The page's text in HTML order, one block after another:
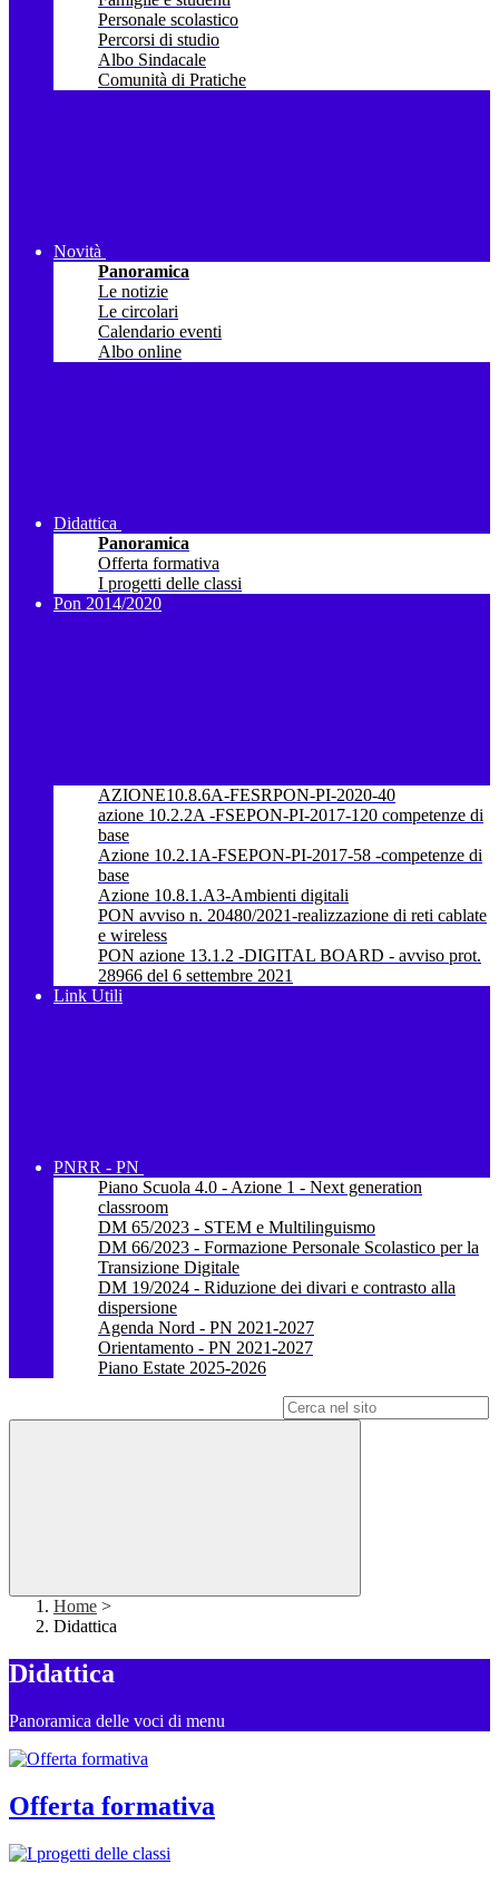
Personale scolastico
Percorsi di studio
Albo Sindacale
Comunità di Pratiche
Novità
Panoramica
Le notizie
Le circolari
Calendario eventi
Albo online
Didattica
Panoramica
Offerta formativa
I progetti delle classi
Pon 2014/2020
AZIONE10.8.6A-FESRPON-PI-2020-40
azione 10.2.2A -FSEPON-PI-2017-120 competenze di
base
Azione 10.2.1A-FSEPON-PI-2017-58 -competenze di
base
Azione 10.8.1.A3-Ambienti digitali
PON avviso n. 20480/2021-realizzazione di reti cablate
e wireless
PON azione 13.1.2 -DIGITAL BOARD - avviso prot.
28966 del 6 settembre 2021
Link Utili
PNRR - PN
Piano Scuola 4.0 - Azione 1 - Next generation
classroom
DM 65/2023 - STEM e Multilinguismo
DM 66/2023 - Formazione Personale Scolastico per la
Transizione Digitale
DM 19/2024 - Riduzione dei divari e contrasto alla
dispersione
Agenda Nord - PN 2021-2027
Orientamento - PN 2021-2027
Piano Estate 2025-2026
Home >
Didattica
Didattica
Panoramica delle voci di menu
Offerta formativa